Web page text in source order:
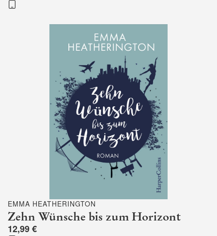
EMMA HEATHERINGTON
Zehn Wünsche bis zum Horizont
12,99 €